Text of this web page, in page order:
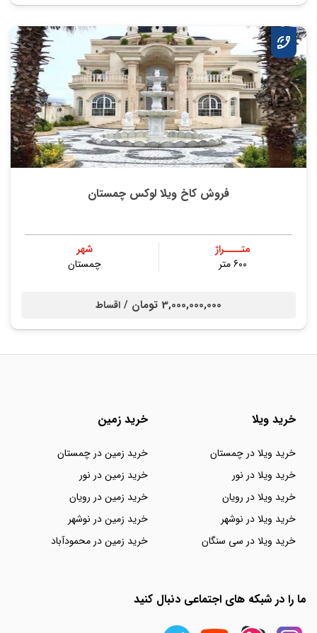
فروش کاخ ویلا لوکس چمستان
متــــراژ
600 متر
شهر
چمستان
3,000,000,000 تومان / اقساط
خرید ویلا
خرید ویلا در چمستان
خرید ویلا در نور
خرید ویلا در رویان
خرید ویلا در نوشهر
خرید ویلا در سی سنگان
خرید زمین
خرید زمین در چمستان
خرید زمین در نور
خرید زمین در رویان
خرید زمین در نوشهر
خرید زمین در محمودآباد
ما را در شبکه های اجتماعی دنبال کنید